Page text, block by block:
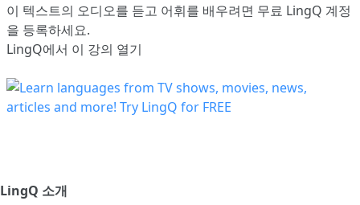
이 텍스트의 오디오를 듣고 어휘를 배우려면 무료 LingQ 계정
을 등록하세요.
LingQ에서 이 강의 열기
LingQ 소개